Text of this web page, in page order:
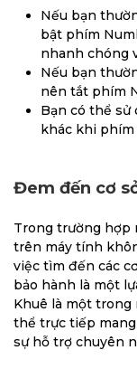
Nếu bạn
bật phím
nhanh chóng
Nếu bạn
nên tắt phím
Bạn có thể sử
khác khi phím
Đem đến cơ
Trong trường hợp
trên máy tính
việc tìm đến các
bảo hành là một
Khuê là một trong
thể trực tiếp
sự hỗ trợ chuyên